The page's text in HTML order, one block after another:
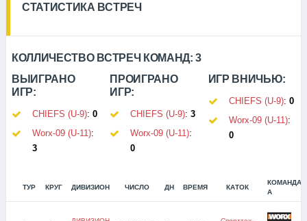
СТАТИСТИКА ВСТРЕЧ
КОЛЛИЧЕСТВО ВСТРЕЧ КОМАНД:3
ВЫИГРАНО
ИГР:
CHIEFS (U-9): 0
Worx-09 (U-11):
3
ПРОИГРАНО
ИГР:
CHIEFS (U-9):3
Worx-09 (U-11):
0
ИГР ВНИЧЬЮ:
CHIEFS (U-9): 0
Worx-09 (U-11):
0
ТУР КРУГ ДИВИЗИОН ЧИСЛО ДН ВРЕМЯ КАТОК
КОМАНДА
А